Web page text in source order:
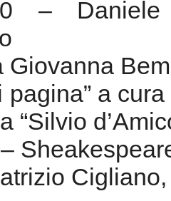
– Daniele
Giovanna
pagina” a
“Silvio